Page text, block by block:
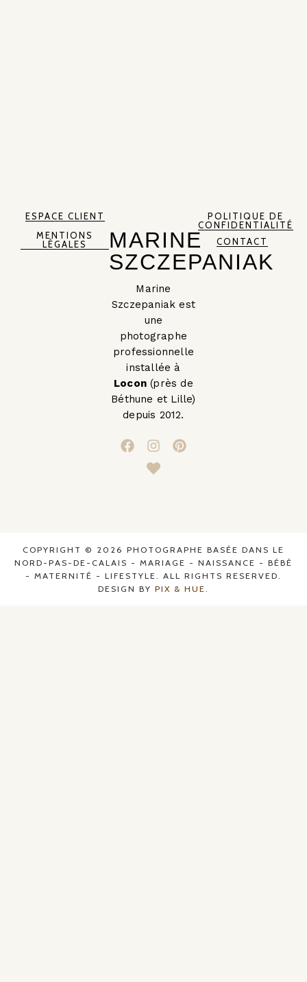
ESPACE CLIENT
MENTIONS
LÉGALES
MARINE
SZCZEPANIAK
Marine
Szczepaniak est
une
photographe
professionnelle
installée à
Locon (près de
Béthune et Lille)
depuis 2012.
POLITIQUE DE
CONFIDENTIALITÉ
CONTACT
COPYRIGHT © 2026 PHOTOGRAPHE BASÉE DANS LE
NORD-PAS-DE-CALAIS - MARIAGE - NAISSANCE - BÉBÉ
- MATERNITÉ - LIFESTYLE. ALL RIGHTS RESERVED.
DESIGN BY PIX & HUE.